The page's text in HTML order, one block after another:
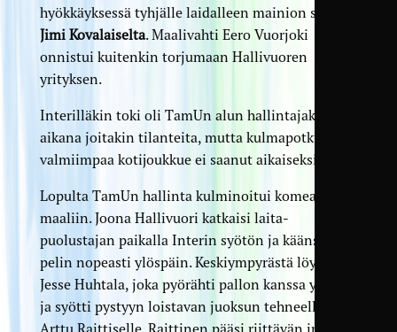
hyökkäyksessä tyhjälle laidalleen mainion syötön
Jimi Kovalaiselta. Maalivahti Eero Vuorjoki
onnistui kuitenkin torjumaan Hallivuoren
yrityksen.
Interilläkin toki oli TamUn alun hallinta­jakson
aikana joitakin tilanteita, mutta kulmapotkua
valmiimpaa kotijoukkue ei saanut aikaiseksi.
Lopulta TamUn hallinta kulminoitui komeaan
maaliin. Joona Hallivuori katkaisi laita­
puolustajan paikalla Interin syötön ja käänsi
pelin nopeasti ylöspäin. Keski­ympyrästä löytyi
Jesse Huhtala, joka pyörähti pallon kanssa ympäri
ja syötti pystyyn loistavan juoksun tehneelle
Arttu Raittiselle. Raittinen pääsi riittävän irti